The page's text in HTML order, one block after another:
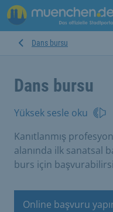
Dans bursu
Dans bursu
Yüksek sesle oku
Kanıtlanmış
alanında ilk sanatsal
burs için
Online başvuru